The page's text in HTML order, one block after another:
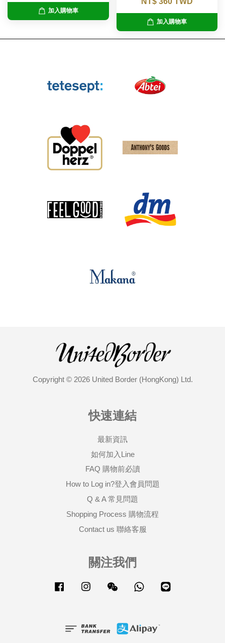
加入購物車
加入購物車
Copyright © 2026 United Border (HongKong) Ltd.
快速連結
最新資訊
如何加入Line
FAQ 購物前必讀
How to Log in?登入會員問題
Q & A 常見問題
Shopping Process 購物流程
Contact us 聯絡客服
關注我們
Facebook Instagram Wechat Whatsapp